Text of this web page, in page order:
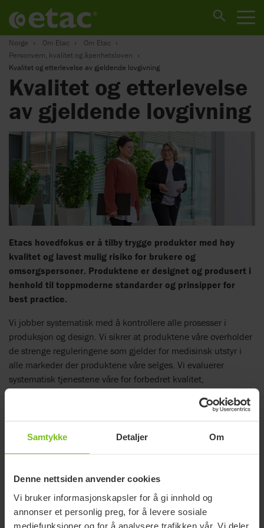
Samtykke Detaljer Om
Denne nettsiden anvender cookies
Vi bruker informasjonskapsler for å gi innhold og
annonser et personlig preg, for å levere sosiale
mediefunksjoner og for å analysere trafikken vår. Vi deler
Norge Om Etac
Om Etac
Personvern, kvalitet og åpenhetsloven
Kvalitet og etterlevelse av gjeldende lovgivning
Kvalitet og etterlevelse
av gjeldende lovgivning
Etacs hovedfokus er å tilby trygge produkter med høy
kvalitet og lavest mulig risiko for brukere og
omsorgspersoner. Produktene er designet og produsert i
henhold til toppmoderne standarder og prinsipper for
best practice.
Vi jobber systematisk med å kontrollere alle prosesser i
produksjon og design. Vi sikrer at produktene våre overholder
de strenge reguleringene som gjelder for medisinsk utstyr i
alle markeder der produktene våre selges. Vi evaluerer
systematisk tjenestene våre for forbedret kvalitet,
opprettholde produktsikkerhet og effektivitet gjennom hele
livssyklusen.
Våre produkter som er klassifisert som medisinsk utstyr er CE-
registrert hos relevante myndigheter.
Åpenhetsloven
Åpenhetsloven skal fremme virksomheters respekt for